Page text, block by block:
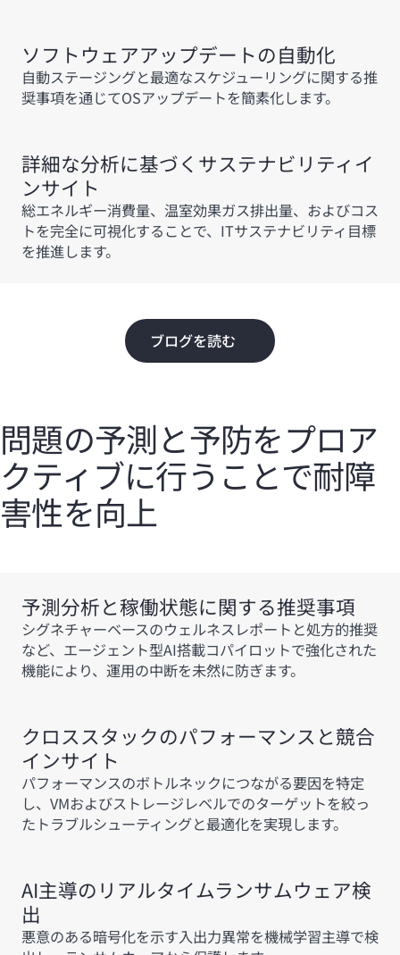
ソフトウェアアップデートの自動化
自動ステージングと最適なスケジューリングに関する推
奨事項を通じてOSアップデートを簡素化します。
詳細な分析に基づくサステナビリティイ
ンサイト
総エネルギー消費量、温室効果ガス排出量、およびコス
トを完全に可視化することで、ITサステナビリティ目標
を推進します。
ブログを読む
問題の予測と予防をプロア
クティブに行うことで耐障
害性を向上
予測分析と稼働状態に関する推奨事項
シグネチャーベースのウェルネスレポートと処方的推奨
など、エージェント型AI搭載コパイロットで強化された
機能により、運用の中断を未然に防ぎます。
クロススタックのパフォーマンスと競合
インサイト
パフォーマンスのボトルネックにつながる要因を特定
し、VMおよびストレージレベルでのターゲットを絞っ
たトラブルシューティングと最適化を実現します。
AI主導のリアルタイムランサムウェア検
出
悪意のある暗号化を示す入出力異常を機械学習主導で検